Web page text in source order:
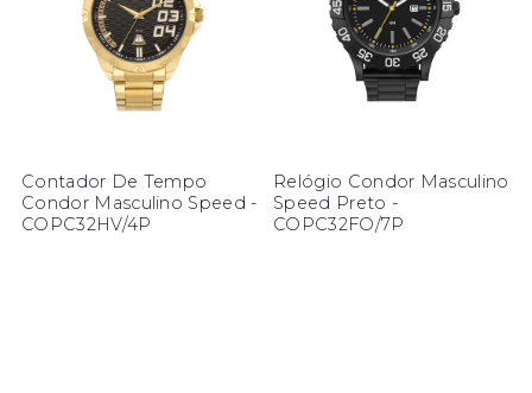
Contador De Tempo
Condor Masculino Speed -
COPC32HV/4P
Relógio Condor Masculino
Speed Preto -
COPC32FO/7P